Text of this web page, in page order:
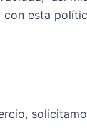
esta